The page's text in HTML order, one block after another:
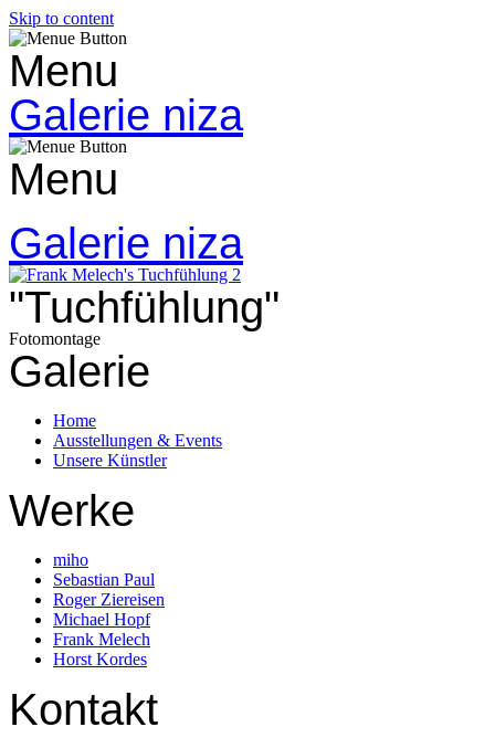
Skip to content
Menu
Galerie niza
Menu
Galerie niza
"Tuchfühlung"
Fotomontage
Galerie
Home
Ausstellungen & Events
Unsere Künstler
Werke
miho
Sebastian Paul
Roger Ziereisen
Michael Hopf
Frank Melech
Horst Kordes
Kontakt